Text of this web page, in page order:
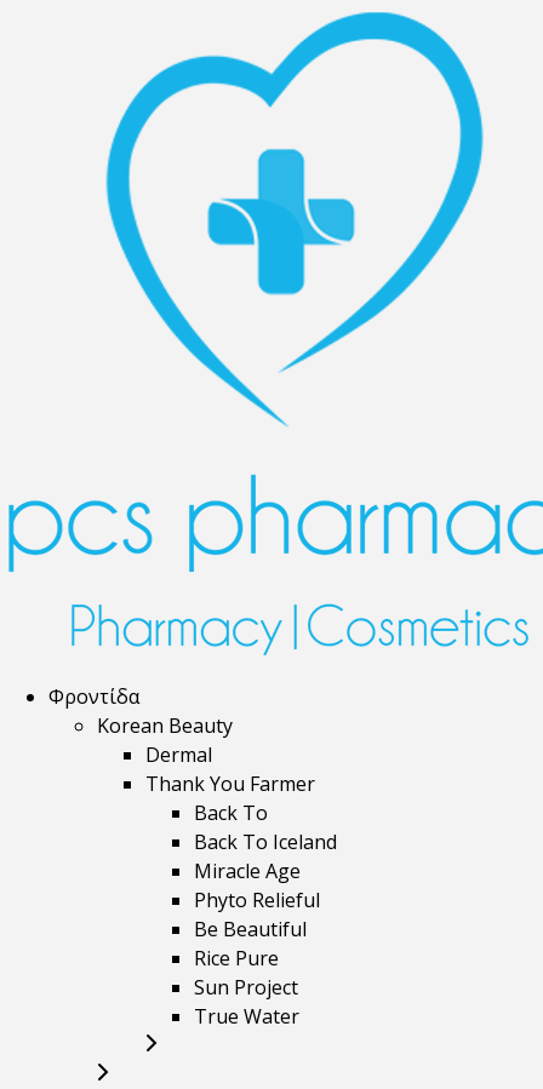
Φροντίδα
Korean Beauty
Dermal
Thank You Farmer
Back To
Back To Iceland
Miracle Age
Phyto Relieful
Be Beautiful
Rice Pure
Sun Project
True Water